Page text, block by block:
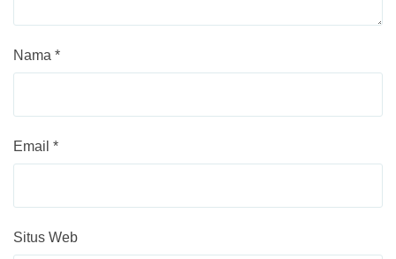
Nama *
Email *
Situs Web